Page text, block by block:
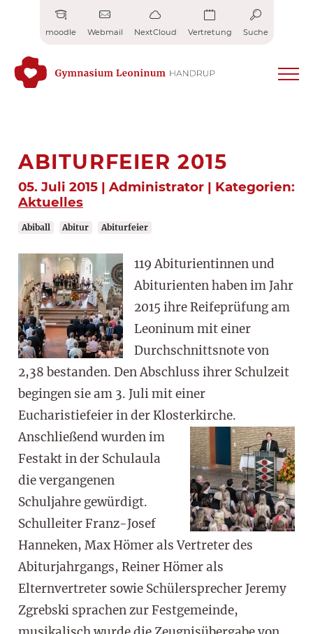
moodle Webmail NextCloud Vertretung Suche
ABITURFEIER 2015
05. Juli 2015 | Administrator | Kategorien:
Aktuelles
Abiball Abitur Abiturfeier
119 Abiturientinnen und
Abiturienten haben im Jahr
2015 ihre Reifeprüfung am
Leoninum mit einer
Durchschnittsnote von
2,38 bestanden. Den Abschluss ihrer Schulzeit
begingen sie am 3. Juli mit einer
Eucharistiefeier in der Klosterkirche.
Anschließend wurden im
Festakt in der Schulaula
die vergangenen
Schuljahre gewürdigt.
Schulleiter Franz-Josef
Hanneken, Max Hömer als Vertreter des
Abiturjahrgangs, Reiner Hömer als
Elternvertreter sowie Schülersprecher Jeremy
Zgrebski sprachen zur Festgemeinde,